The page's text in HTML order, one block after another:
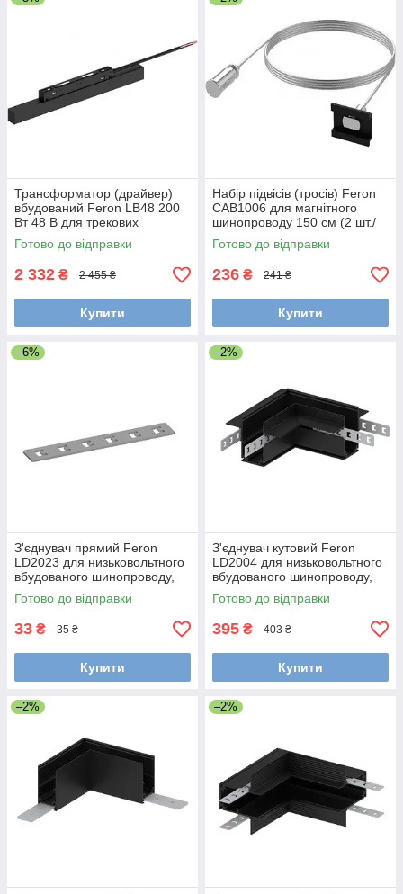
Трансформатор (драйвер)
вбудований Feron LB48 200
Вт 48 В для трекових
світильників
Готово до відправки
2 332 ₴ 2 455 ₴
Купити
Набір підвісів (тросів) Feron
CAB1006 для магнітного
шинопроводу 150 см (2 шт./
уп.)
Готово до відправки
236 ₴ 241 ₴
Купити
–6%
З'єднувач прямий Feron
LD2023 для низьковольтного
вбудованого шинопроводу,
чорний 70х12х1 мм
Готово до відправки
33 ₴ 35 ₴
Купити
–2%
З'єднувач кутовий Feron
LD2004 для низьковольтного
вбудованого шинопроводу,
чорний
Готово до відправки
395 ₴ 403 ₴
Купити
–2% –2%